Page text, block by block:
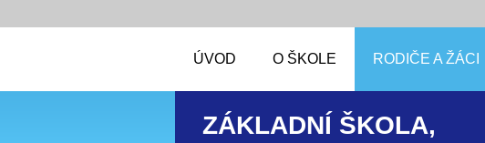
ÚVOD O ŠKOLE RODIČE A ŽÁCI
ZÁKLADNÍ ŠKOLA,